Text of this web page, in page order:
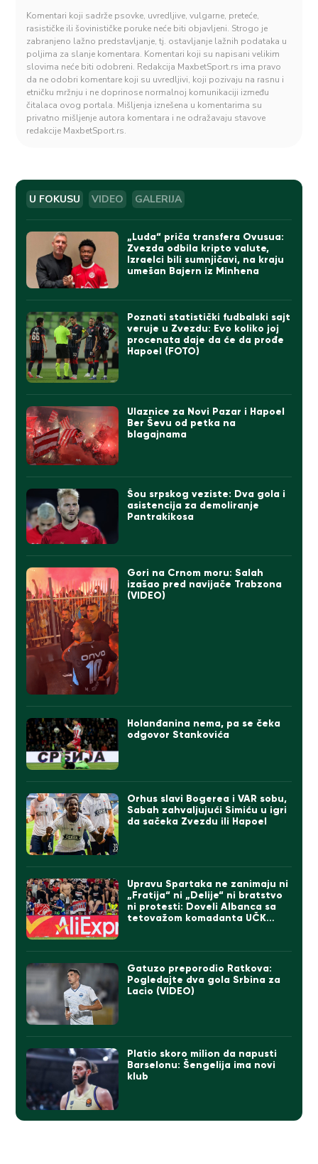
Komentari koji sadrže psovke, uvredljive, vulgarne, preteće,
rasističke ili šovinističke poruke neće biti objavljeni. Strogo je
zabranjeno lažno predstavljanje, tj. ostavljanje lažnih podataka u
poljima za slanje komentara. Komentari koji su napisani velikim
slovima neće biti odobreni. Redakcija MaxbetSport.rs ima pravo
da ne odobri komentare koji su uvredljivi, koji pozivaju na rasnu i
etničku mržnju i ne doprinose normalnoj komunikaciji između
čitalaca ovog portala. Mišljenja iznešena u komentarima su
privatno mišljenje autora komentara i ne odražavaju stavove
redakcije MaxbetSport.rs.
U FOKUSU VIDEO GALERIJA
„Luda“ priča transfera Ovusua:
Zvezda odbila kripto valute,
Izraelci bili sumnjičavi, na kraju
umešan Bajern iz Minhena
Poznati statistički fudbalski sajt
veruje u Zvezdu: Evo koliko joj
procenata daje da će da prođe
Hapoel (FOTO)
Ulaznice za Novi Pazar i Hapoel
Ber Ševu od petka na
blagajnama
Šou srpskog veziste: Dva gola i
asistencija za demoliranje
Pantrakikosa
Gori na Crnom moru: Salah
izašao pred navijače Trabzona
(VIDEO)
Holanđanina nema, pa se čeka
odgovor Stankovića
Orhus slavi Bogerea i VAR sobu,
Sabah zahvaljujući Simiću u igri
da sačeka Zvezdu ili Hapoel
Upravu Spartaka ne zanimaju ni
„Fratija“ ni „Delije“ ni bratstvo
ni protesti: Doveli Albanca sa
tetovažom komadanta UČK
Gatuzo preporodio Ratkova:
Pogledajte dva gola Srbina za
Lacio (VIDEO)
Platio skoro milion da napusti
Barselonu: Šengelija ima novi
klub